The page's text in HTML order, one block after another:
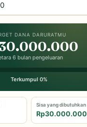
DANA DARURATMU
6 bulan pengeluaran
Terkumpul 0%
Sisa yang dibutuhkan
Rp30.000.000